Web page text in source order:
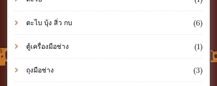
ตะไบ บุ้ง สิ่ว กบ (6)
ตู้เครื่องมือช่าง (1)
ถุงมือช่าง (3)